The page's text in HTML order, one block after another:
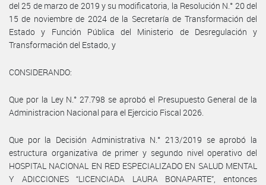
del 25 de marzo de 2019 y su modificatoria, la Resolución N.° 20 del
15 de noviembre de 2024 de la Secretaría de Transformación del
Estado y Función Pública del Ministerio de Desregulación y
Transformación del Estado, y
CONSIDERANDO:
Que por la Ley N.° 27.798 se aprobó el Presupuesto General de la
Administracion Nacional para el Ejercicio Fiscal 2026.
Que por la Decisión Administrativa N.° 213/2019 se aprobó la
estructura organizativa de primer y segundo nivel operativo del
HOSPITAL NACIONAL EN RED ESPECIALIZADO EN SALUD MENTAL
Y ADICCIONES “LICENCIADA LAURA BONAPARTE”, entonces